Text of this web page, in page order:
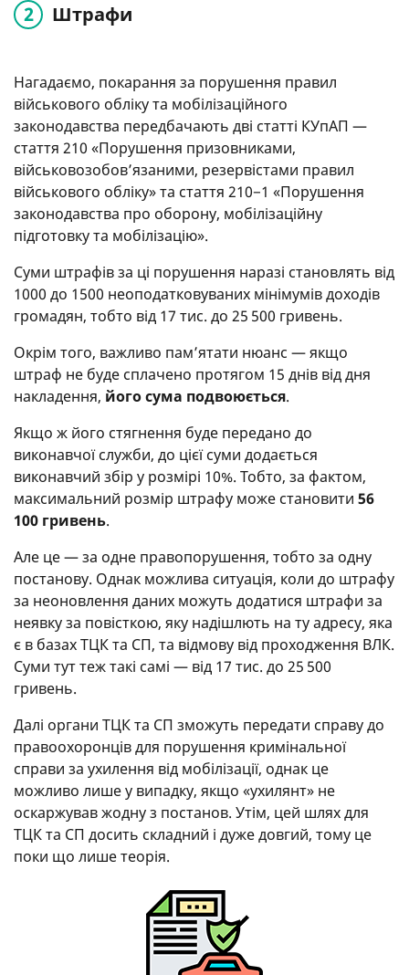
Штрафи
Нагадаємо, покарання за порушення правил
військового обліку та мобілізаційного
законодавства передбачають дві статті КУпАП —
стаття 210 «Порушення призовниками,
військовозобов’язаними, резервістами правил
військового обліку» та стаття 210−1 «Порушення
законодавства про оборону, мобілізаційну
підготовку та мобілізацію».
Суми штрафів за ці порушення наразі становлять від
1000 до 1500 неоподатковуваних мінімумів доходів
громадян, тобто від 17 тис. до 25 500 гривень.
Окрім того, важливо пам’ятати нюанс — якщо
штраф не буде сплачено протягом 15 днів від дня
накладення, його сума подвоюється.
Якщо ж його стягнення буде передано до
виконавчої служби, до цієї суми додається
виконавчий збір у розмірі 10%. Тобто, за фактом,
максимальний розмір штрафу може становити 56
100 гривень.
Але це — за одне правопорушення, тобто за одну
постанову. Однак можлива ситуація, коли до штрафу
за неоновлення даних можуть додатися штрафи за
неявку за повісткою, яку надішлють на ту адресу, яка
є в базах ТЦК та СП, та відмову від проходження ВЛК.
Суми тут теж такі самі — від 17 тис. до 25 500
гривень.
Далі органи ТЦК та СП зможуть передати справу до
правоохоронців для порушення кримінальної
справи за ухилення від мобілізації, однак це
можливо лише у випадку, якщо «ухилянт» не
оскаржував жодну з постанов. Утім, цей шлях для
ТЦК та СП досить складний і дуже довгий, тому це
поки що лише теорія.